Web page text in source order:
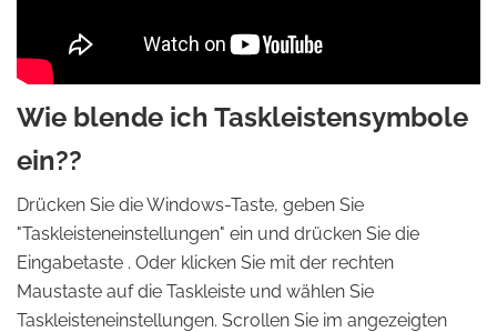
Wie blende ich Taskleistensymbole
ein??
Drücken Sie die Windows-Taste, geben Sie
"Taskleisteneinstellungen" ein und drücken Sie die
Eingabetaste . Oder klicken Sie mit der rechten
Maustaste auf die Taskleiste und wählen Sie
Taskleisteneinstellungen. Scrollen Sie im angezeigten